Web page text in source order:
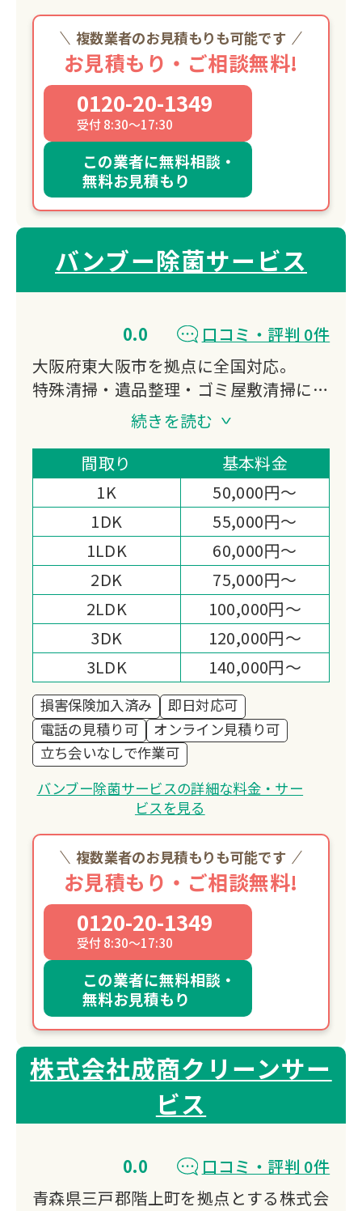
複数業者のお見積もりも可能です
お見積もり・ご相談無料!
0120-20-1349
受付 8:30～17:30
この業者に無料相談・
無料お見積もり
バンブー除菌サービス
0.0
口コミ・評判 0件
大阪府東大阪市を拠点に全国対応。
特殊清掃・遺品整理・ゴミ屋敷清掃に対
応し、真言宗のご供養と風水による空間
竹炭精製水による完全消臭とATP検査で
数値化された除菌力が強みです。
続きを読む
間取り
基本料金
1K
50,000円～
1DK
55,000円～
1LDK
60,000円～
2DK
75,000円～
2LDK
100,000円～
3DK
120,000円～
3LDK
140,000円～
損害保険加入済み
即日対応可
電話の見積り可
オンライン見積り可
立ち会いなしで作業可
バンブー除菌サービスの詳細な料金・サー
ビスを見る
複数業者のお見積もりも可能です
お見積もり・ご相談無料!
0120-20-1349
受付 8:30～17:30
この業者に無料相談・
無料お見積もり
株式会社成商クリーンサー
ビス
0.0
口コミ・評判 0件
青森県三戸郡階上町を拠点とする株式会